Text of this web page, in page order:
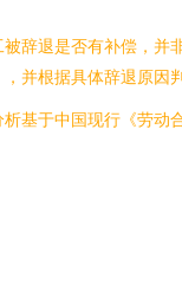
辞退是否有补偿，并
，并根据具体辞退原因
析基于中国现行《劳